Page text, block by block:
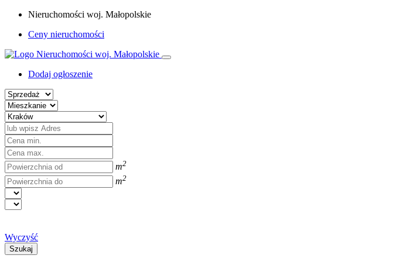
Nieruchomości woj. Małopolskie
Ceny nieruchomości
Dodaj ogłoszenie
m2
m2
Wyczyść
Szukaj